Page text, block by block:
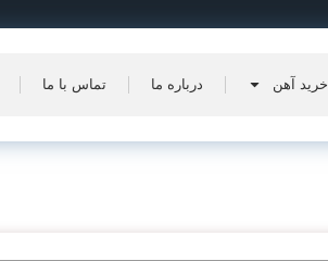
خرید آهن درباره ما تماس با ما